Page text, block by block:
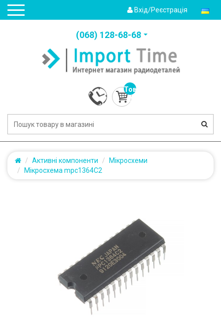
Вхід/Реєстрація
(‎068) 128-68-68
Товарів:
0
(0.0грн.)
Активні компоненти
Мікросхеми
Мікросхема mpc1364C2